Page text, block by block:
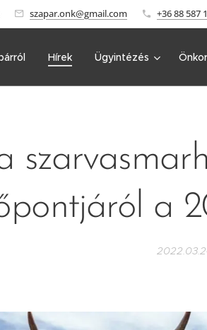
szapar.onk@gmail.com +36 88 587
Hírek Ügyintézés
a